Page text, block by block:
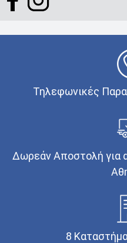
Τηλεφωνικές
Δωρεάν Αποστολή για
8